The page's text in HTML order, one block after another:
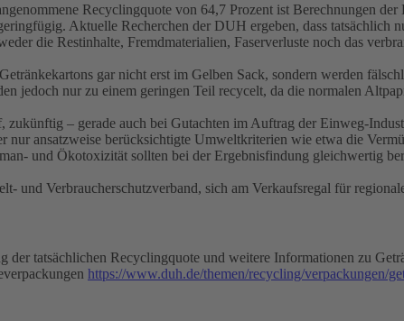
Recyclingquote von 64,7 Prozent ist Berechnungen
Aktuelle Recherchen der DUH ergeben, dass tatsächlich
die Restinhalte, Fremdmaterialien, Faserverluste noch das
gar nicht erst im Gelben Sack, sondern werden
jedoch nur zu einem geringen Teil recycelt, da die normalen
– gerade auch bei Gutachten im Auftrag der Einweg-
nur ansatzweise berücksichtigte Umweltkriterien wie etwa die
und Ökotoxizität sollten bei der Ergebnisfindung gleichwertig
und Verbraucherschutzverband, sich am Verkaufsregal für
der tatsächlichen Recyclingquote und weitere Informationen zu
https://www.duh.de/themen/recycling/verpackungen/